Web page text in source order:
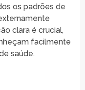
os padrões de
clara é crucial,
facilmente
saúde.